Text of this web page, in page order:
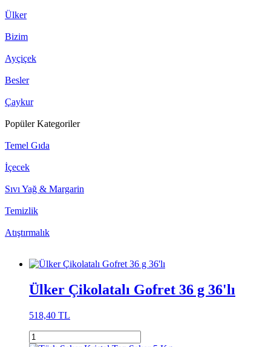
Ülker
Bizim
Ayçiçek
Besler
Çaykur
Popüler Kategoriler
Temel Gıda
İçecek
Sıvı Yağ & Margarin
Temizlik
Atıştırmalık
Ülker Çikolatalı Gofret 36 g 36'lı
518,40 TL